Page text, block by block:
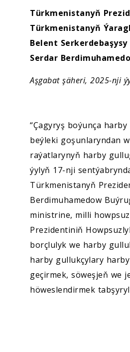
Türkmenistanyň
Türkmenistanyň
Belent Serkerdebaşysy
Serdar
Aşgabat şäheri, 2025-nji
“Çagyryş boýunça
beýleki goşunlaryndan
raýatlarynyň harby
ýylyň 17-nji
Türkmenistanyň
Berdimuhamedow
ministrine, milli
Prezidentiniň
borçlulyk we harby
harby gullukçylary
geçirmek, söweşjeň we
höweslendirmek